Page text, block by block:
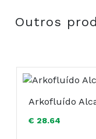
Outros
Arkofluído
€ 28.64